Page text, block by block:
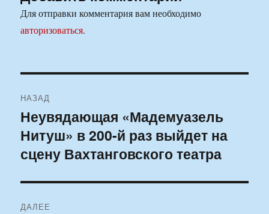
Для отправки комментария вам необходимо
авторизоваться.
по
записям
НАЗАД
Предыдущая
запись:
Неувядающая «Мадемуазель
Нитуш» в 200-й раз выйдет на
сцену Вахтанговского театра
ДАЛЕЕ